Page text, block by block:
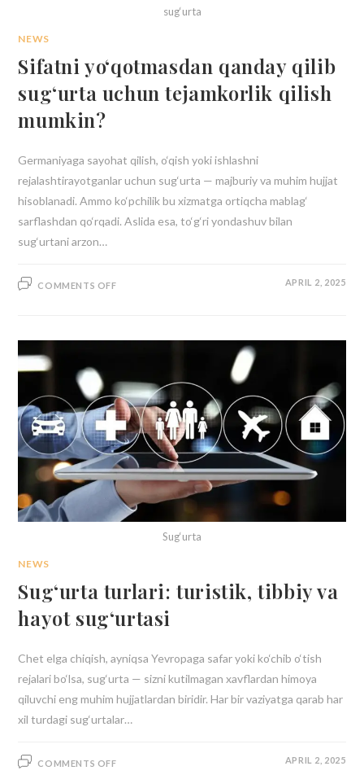
sug‘urta
NEWS
Sifatni yo‘qotmasdan qanday qilib
sug‘urta uchun tejamkorlik qilish
mumkin?
Germaniyaga sayohat qilish, o‘qish yoki ishlashni
rejalashtirayotganlar uchun sug‘urta — majburiy va muhim hujjat
hisoblanadi. Ammo ko‘pchilik bu xizmatga ortiqcha mablag‘
sarflashdan qo‘rqadi. Aslida esa, to‘g‘ri yondashuv bilan
sug‘urtani arzon…
COMMENTS OFF APRIL 2, 2025
Sug‘urta
NEWS
Sug‘urta turlari: turistik, tibbiy va
hayot sug‘urtasi
Chet elga chiqish, ayniqsa Yevropaga safar yoki ko‘chib o‘tish
rejalari bo‘lsa, sug‘urta — sizni kutilmagan xavflardan himoya
qiluvchi eng muhim hujjatlardan biridir. Har bir vaziyatga qarab har
xil turdagi sug‘urtalar…
COMMENTS OFF APRIL 2, 2025